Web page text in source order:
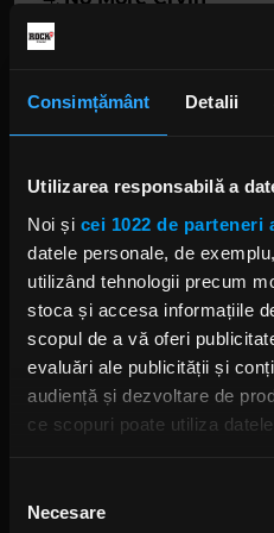
Consimțământ Detalii
Utilizarea responsabilă a
Noi și cei 1022 de parteneri
datele personale, de
utilizând tehnologii precum
stoca și accesa informațiile
scopul de a vă oferi
evaluări ale publicității și
audiență și dezvoltare de
ce scopuri poate utiliza datele
Să colectăm
consimțământului
Necesare
Easy To Love
I Need You
Bonus:
October In New York
Angel Eyes
Call On Me
Could We Be
Blue Jays Fly